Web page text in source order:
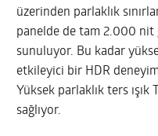
üzerinden parlaklık
panelde de tam 2.000 nit
sunuluyor. Bu kadar
etkileyici bir HDR
Yüksek parlaklık ters
sağlıyor.